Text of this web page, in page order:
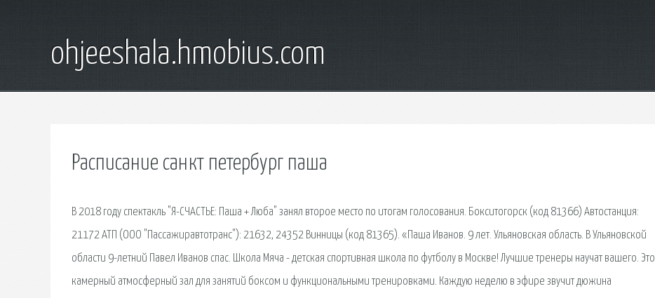
ohjeeshala.hmobius.com
Расписание санкт петербург паша
В 2018 году спектакль "Я-СЧАСТЬЕ: Паша + Люба" занял второе место по итогам голосования. Бокситогорск (код 81366) Автостанция:
21172 АТП (ООО "Пассажиравтотранс"): 21632, 24352 Винницы (код 81365). «Паша Иванов. 9 лет. Ульяновская область. В Ульяновской
области 9-летний Павел Иванов спас. Школа Мяча - детская спортивная школа по футболу в Москве! Лучшие тренеры научат вашего. Это
камерный атмосферный зал для занятий боксом и функциональными тренировками. Каждую неделю в эфире звучит дюжина